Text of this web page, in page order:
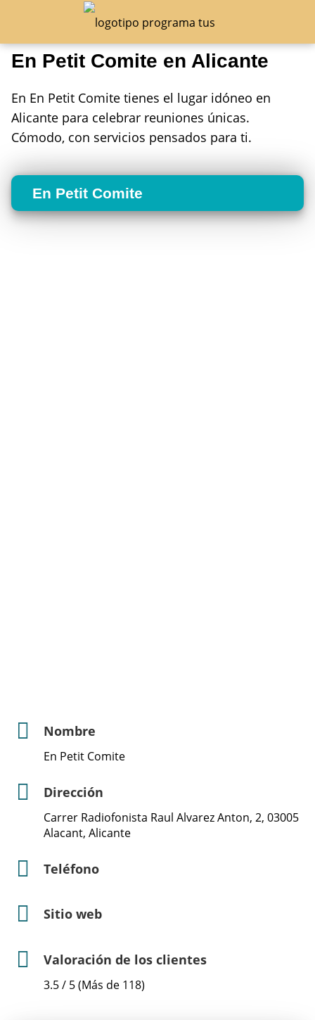
En Petit Comite en Alicante
En En Petit Comite tienes el lugar idóneo en
Alicante para celebrar reuniones únicas.
Cómodo, con servicios pensados para ti.
En Petit Comite
Nombre
En Petit Comite
Dirección
Carrer Radiofonista Raul Alvarez Anton, 2, 03005
Alacant, Alicante
Teléfono
Sitio web
Valoración de los clientes
3.5 / 5 (Más de 118)